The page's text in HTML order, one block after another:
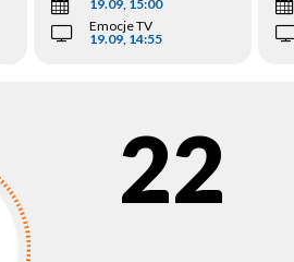
19.09, 15:00
Emocje TV
19.09, 14:55
22